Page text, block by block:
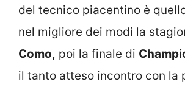
del tecnico piacentino è
nel migliore dei modi la
Como, poi la finale di
il tanto atteso incontro con la